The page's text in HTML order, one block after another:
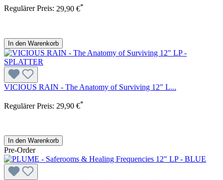
Regulärer Preis: 29,90 €*
In den Warenkorb
VICIOUS RAIN - The Anatomy of Surviving 12" L...
Regulärer Preis: 29,90 €*
In den Warenkorb
Pre-Order